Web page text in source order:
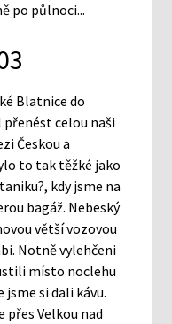
po půlnoci...
Blatnice do
přenést celou naši
Českou a
to tak těžké jako
kdy jsme na
bagáž. Nebeský
větší vozovou
Notně vylehčeni
místo noclehu
jsme si dali kávu.
přes Velkou nad